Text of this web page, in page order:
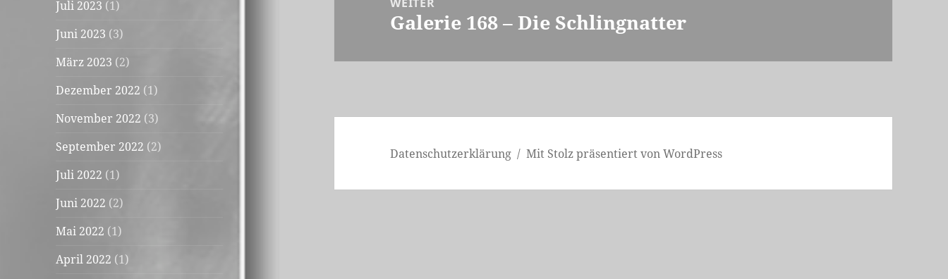
Juli 2023 (1)
Juni 2023 (3)
März 2023 (2)
Dezember 2022 (1)
November 2022 (3)
September 2022 (2)
Juli 2022 (1)
Juni 2022 (2)
Mai 2022 (1)
April 2022 (1)
Nächster
Galerie 168 – Die Schlingnatter
Datenschutzerklärung Mit Stolz präsentiert von WordPress